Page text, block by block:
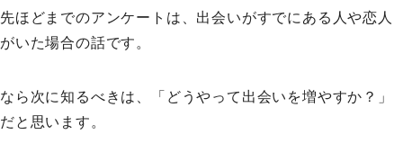
先ほどまでのアンケートは、出会いがすでにある人や恋人
がいた場合の話です。
なら次に知るべきは、「どうやって出会いを増やすか？」
だと思います。